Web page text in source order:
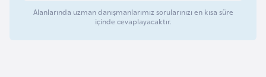
Alanlarında uzman danışmanlarımız sorularınızı en kısa süre
içinde cevaplayacaktır.